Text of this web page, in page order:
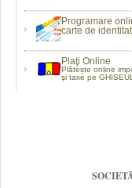
Programare
carte de
Plaţi Online
Plătește online
şi taxe pe